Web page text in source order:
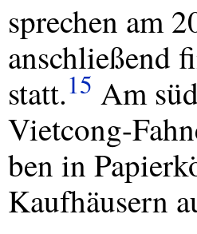
sprechen am
anschließend
statt.15 Am
Vietcong-
ben in
Kaufhäusern